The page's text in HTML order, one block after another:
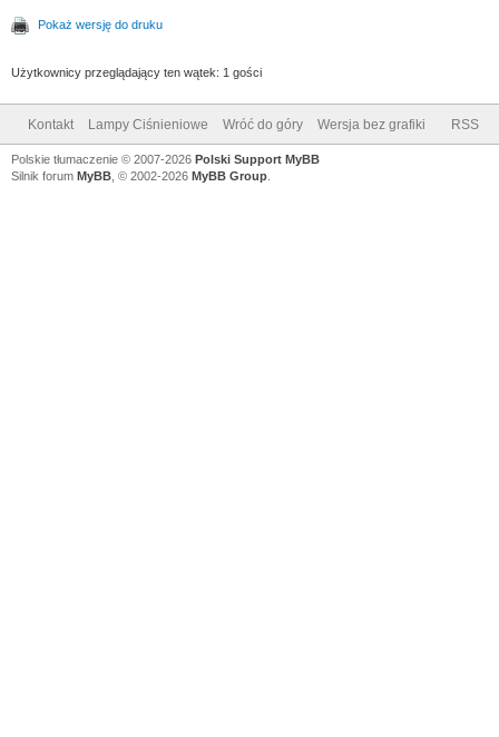
Pokaż wersję do druku
Użytkownicy przeglądający ten wątek: 1 gości
Kontakt Lampy Ciśnieniowe Wróć do góry Wersja bez grafiki RSS
Polskie tłumaczenie © 2007-2026 Polski Support MyBB
Silnik forum MyBB , © 2002-2026 MyBB Group